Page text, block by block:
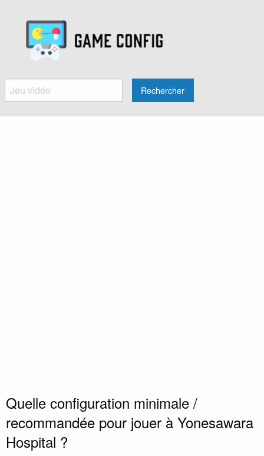
Rechercher
Quelle configuration minimale /
recommandée pour jouer à Yonesawara
Hospital ?